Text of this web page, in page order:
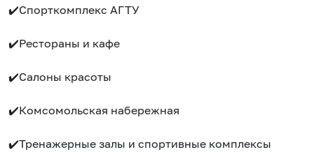
✔️Спорткомплекс АГТУ
✔️Рестораны и кафе
✔️Салоны красоты
✔️Комсомольская набережная
✔️Тренажерные залы и спортивные комплексы